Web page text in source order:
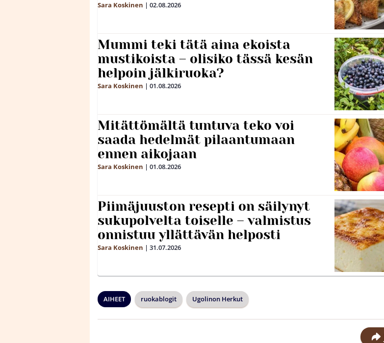
Sara Koskinen | 02.08.2026
Mummi teki tätä aina ekoista
mustikoista – olisiko tässä kesän
helpoin jälkiruoka?
Sara Koskinen | 01.08.2026
Mitättömältä tuntuva teko voi
saada hedelmät pilaantumaan
ennen aikojaan
Sara Koskinen | 01.08.2026
Piimäjuuston resepti on säilynyt
sukupolvelta toiselle – valmistus
onnistuu yllättävän helposti
Sara Koskinen | 31.07.2026
AIHEET ruokablogit Ugolinon Herkut